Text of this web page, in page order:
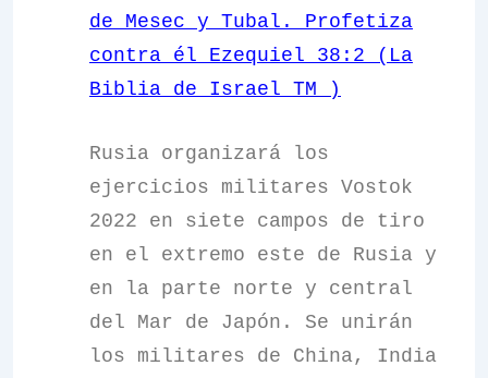
de Mesec y Tubal. Profetiza
contra él Ezequiel 38:2 (La
Biblia de Israel TM )
Rusia organizará los
ejercicios militares Vostok
2022 en siete campos de tiro
en el extremo este de Rusia y
en la parte norte y central
del Mar de Japón. Se unirán
los militares de China, India